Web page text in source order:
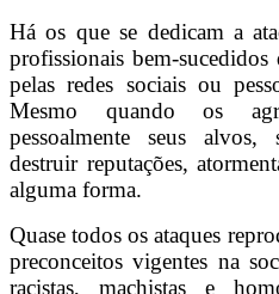
Há os que se dedicam a
profissionais bem-
pelas redes sociais ou
Mesmo quando os
pessoalmente seus
destruir reputações,
alguma forma.
Quase todos os ataques
preconceitos vigentes na
racistas, machistas e